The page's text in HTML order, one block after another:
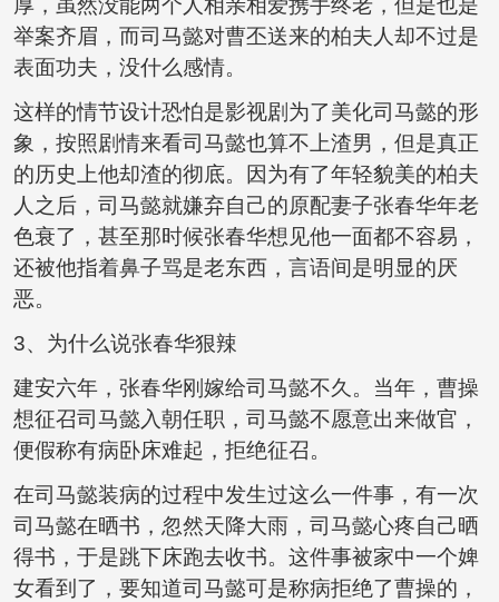
厚，虽然没能两个人相亲相爱携手终老，但是也是
举案齐眉，而司马懿对曹丕送来的柏夫人却不过是
表面功夫，没什么感情。
这样的情节设计恐怕是影视剧为了美化司马懿的形
象，按照剧情来看司马懿也算不上渣男，但是真正
的历史上他却渣的彻底。因为有了年轻貌美的柏夫
人之后，司马懿就嫌弃自己的原配妻子张春华年老
色衰了，甚至那时候张春华想见他一面都不容易，
还被他指着鼻子骂是老东西，言语间是明显的厌
恶。
3、为什么说张春华狠辣
建安六年，张春华刚嫁给司马懿不久。当年，曹操
想征召司马懿入朝任职，司马懿不愿意出来做官，
便假称有病卧床难起，拒绝征召。
在司马懿装病的过程中发生过这么一件事，有一次
司马懿在晒书，忽然天降大雨，司马懿心疼自己晒
得书，于是跳下床跑去收书。这件事被家中一个婢
女看到了，要知道司马懿可是称病拒绝了曹操的，